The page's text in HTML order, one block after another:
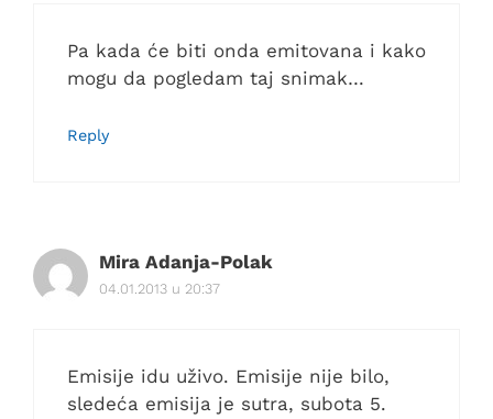
Pa kada će biti onda emitovana i kako
mogu da pogledam taj snimak…
Reply
Mira Adanja-Polak
04.01.2013 u 20:37
Emisije idu uživo. Emisije nije bilo,
sledeća emisija je sutra, subota 5.